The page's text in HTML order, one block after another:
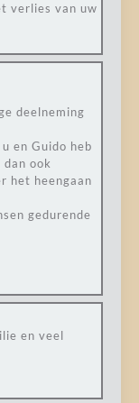
verlies van uw
deelneming
en Guido heb
ook
het heengaan
gedurende
en veel